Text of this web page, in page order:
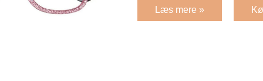
Læs mere »